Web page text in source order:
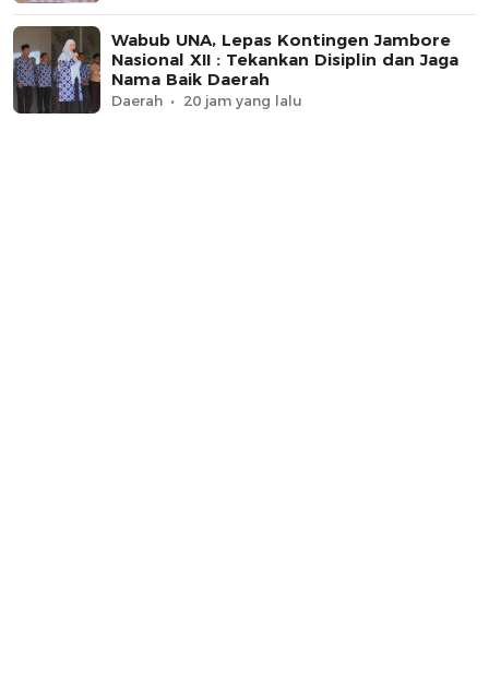
Wabub UNA, Lepas Kontingen Jambore
Nasional XII : Tekankan Disiplin dan Jaga
Nama Baik Daerah
Daerah 20 jam yang lalu